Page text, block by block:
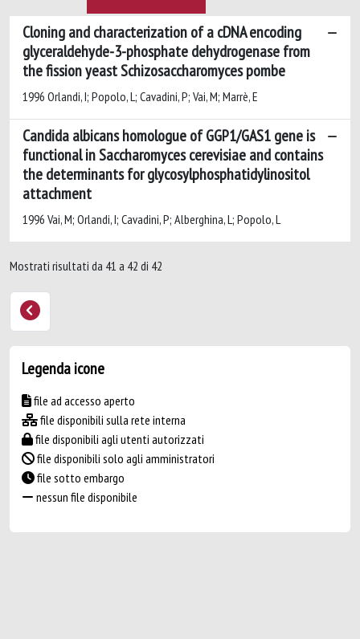
Cloning and characterization of a cDNA encoding
glyceraldehyde-3-phosphate dehydrogenase from
the fission yeast Schizosaccharomyces pombe
1996 Orlandi, I; Popolo, L; Cavadini, P; Vai, M; Marrè, E
Candida albicans homologue of GGP1/GAS1 gene is
functional in Saccharomyces cerevisiae and contains
the determinants for glycosylphosphatidylinositol
attachment
1996 Vai, M; Orlandi, I; Cavadini, P; Alberghina, L; Popolo, L
Mostrati risultati da 41 a 42 di 42
Legenda icone
file ad accesso aperto
file disponibili sulla rete interna
file disponibili agli utenti autorizzati
file disponibili solo agli amministratori
file sotto embargo
nessun file disponibile